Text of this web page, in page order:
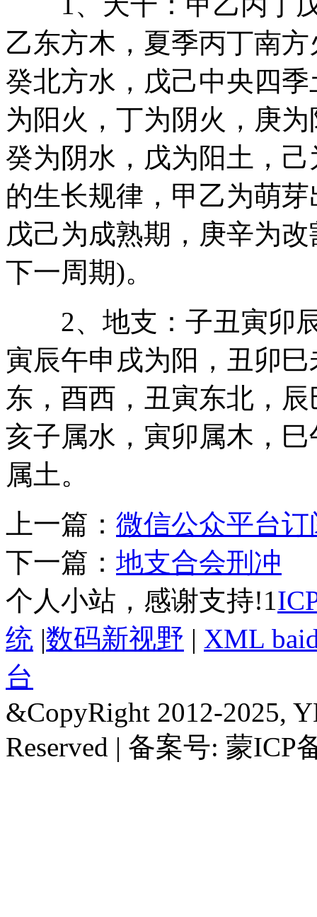
乙东方木，夏季丙丁南
癸北方水，戊己中央四
为阳火，丁为阴火，庚
癸为阴水，戊为阳土，
的生长规律，甲乙为萌
戊己为成熟期，庚辛为
下一周期)。
2、地支：子丑寅卯辰
寅辰午申戌为阳，丑卯
东，酉西，丑寅东北，
亥子属水，寅卯属木，
属土。
上一篇： 微信公众平台
下一篇： 地支合会刑冲
个人小站，感谢支持!1
统 |数码新视野 | XML
台
&CopyRight 2012-2025,
Reserved | 备案号: 蒙ICP